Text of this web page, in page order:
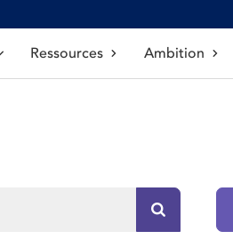
Ressources Ambition